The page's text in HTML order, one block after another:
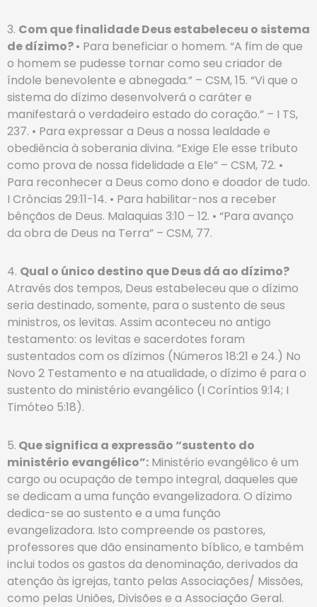
3. Com que finalidade Deus estabeleceu o sistema
de dízimo?• Para beneficiar o homem. “A fim de que
o homem se pudesse tornar como seu criador de
índole benevolente e abnegada.” – CSM, 15. “Vi que o
sistema do dízimo desenvolverá o caráter e
manifestará o verdadeiro estado do coração.” – I TS,
237. • Para expressar a Deus a nossa lealdade e
obediência à soberania divina. “Exige Ele esse tributo
como prova de nossa fidelidade a Ele” – CSM, 72. •
Para reconhecer a Deus como dono e doador de tudo.
I Crôncias 29:11-14. • Para habilitar-nos a receber
bênçãos de Deus. Malaquias 3:10 – 12. • “Para avanço
da obra de Deus na Terra” – CSM, 77.
4. Qual o único destino que Deus dá ao dízimo?
Através dos tempos, Deus estabeleceu que o dízimo
seria destinado, somente, para o sustento de seus
ministros, os levitas. Assim aconteceu no antigo
testamento: os levitas e sacerdotes foram
sustentados com os dízimos (Números 18:21 e 24.) No
Novo 2 Testamento e na atualidade, o dízimo é para o
sustento do ministério evangélico (I Coríntios 9:14; I
Timóteo 5:18).
5. Que significa a expressão “sustento do
ministério evangélico”: Ministério evangélico é um
cargo ou ocupação de tempo integral, daqueles que
se dedicam a uma função evangelizadora. O dízimo
dedica-se ao sustento e a uma função
evangelizadora. Isto compreende os pastores,
professores que dão ensinamento bíblico, e também
inclui todos os gastos da denominação, derivados da
atenção às igrejas, tanto pelas Associações/ Missões,
como pelas Uniões, Divisões e a Associação Geral.